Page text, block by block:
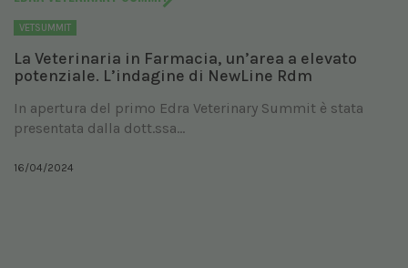
VETSUMMIT
La Veterinaria in Farmacia, un’area a elevato
potenziale. L’indagine di NewLine Rdm
In apertura del primo Edra Veterinary Summit è stata
presentata dalla dott.ssa...
16/04/2024